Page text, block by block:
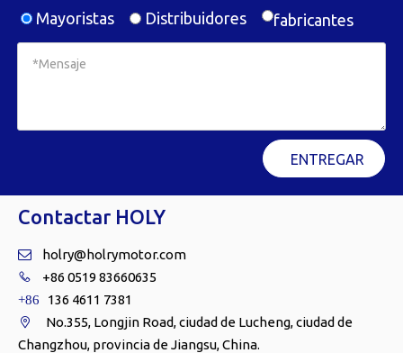
Mayoristas Distribuidores fabricantes
ENTREGAR
Contactar HOLY
 holry@holrymotor.com
 +86 0519 83660635
+86 136 4611 7381

No.355, Longjin Road, ciudad de Lucheng, ciudad de
Changzhou, provincia de Jiangsu, China.